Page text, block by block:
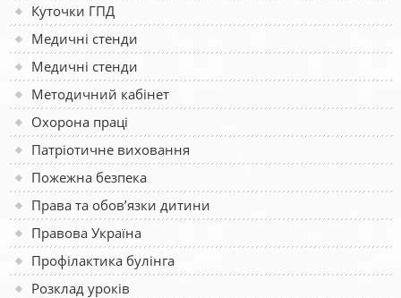
Куточки ГПД
Медичні стенди
Медичні стенди
Методичний кабінет
Охорона праці
Патріотичне виховання
Пожежна безпека
Права та обов’язки дитини
Правова Україна
Профілактика булінга
Розклад уроків